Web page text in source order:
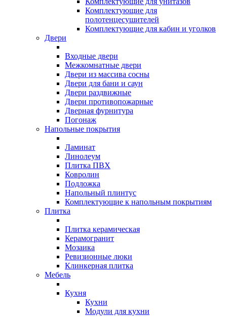
Комплектующие для
полотенцесушителей
Комплектующие для кабин и уголков
Двери
Входные двери
Межкомнатные двери
Двери из массива сосны
Двери для бани и саун
Двери раздвижные
Двери противопожарные
Дверная фурнитура
Погонаж
Напольные покрытия
Ламинат
Линолеум
Плитка ПВХ
Ковролин
Подложка
Напольный плинтус
Комплектующие к напольным покрытиям
Плитка
Плитка керамическая
Керамогранит
Мозаика
Ревизионные люки
Клинкерная плитка
Мебель
Кухня
Кухни
Модули для кухни